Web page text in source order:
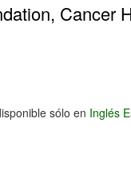
Cancer
sólo en Inglés